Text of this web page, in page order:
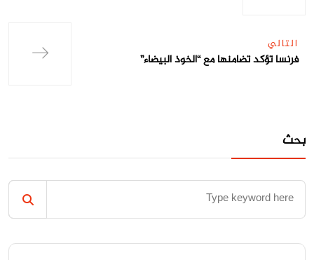
التالي
فرنسا تؤكد تضامنها مع “الخوذ البيضاء”
بحث